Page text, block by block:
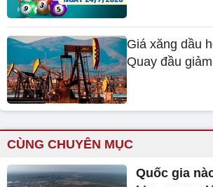
Giá xăng dầu
Quay đầu giảm
CÙNG CHUYÊN MỤC
Quốc gia